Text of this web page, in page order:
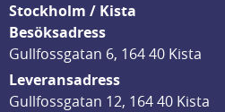
Stockholm / Kista
Besöksadress
Gullfossgatan 6, 164 40 Kista
Leveransadress
Gullfossgatan 12, 164 40 Kista